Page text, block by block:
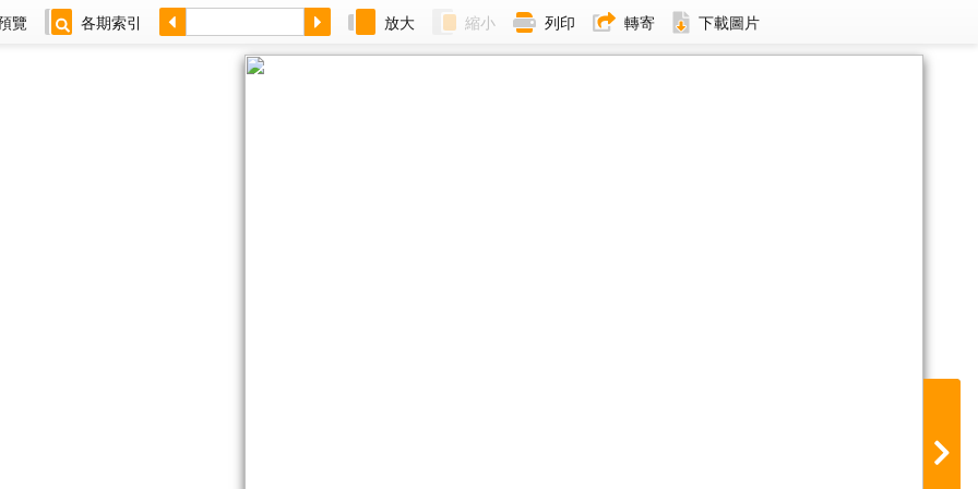
覽 各期索引 放大 縮小 列印 轉寄 下載圖片